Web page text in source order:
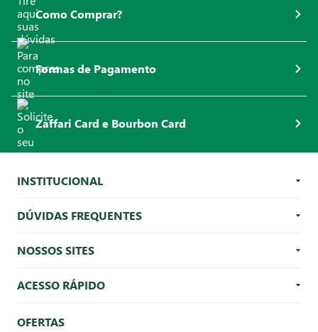
Como Comprar?
Formas de Pagamento
Zaffari Card e Bourbon Card
INSTITUCIONAL
DÚVIDAS FREQUENTES
NOSSOS SITES
ACESSO RÁPIDO
OFERTAS